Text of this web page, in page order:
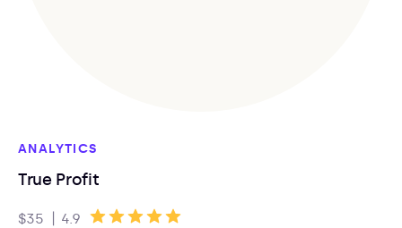
ANALYTICS
True Profit
$35 | 4.9